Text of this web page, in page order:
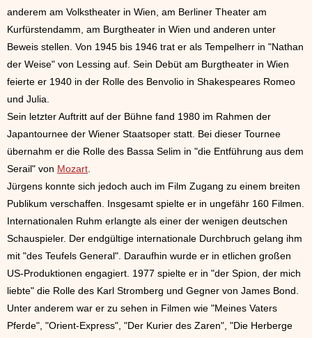
anderem am Volkstheater in Wien, am Berliner Theater am
Kurfürstendamm, am Burgtheater in Wien und anderen unter
Beweis stellen. Von 1945 bis 1946 trat er als Tempelherr in "Nathan
der Weise" von Lessing auf. Sein Debüt am Burgtheater in Wien
feierte er 1940 in der Rolle des Benvolio in Shakespeares Romeo
und Julia.
Sein letzter Auftritt auf der Bühne fand 1980 im Rahmen der
Japantournee der Wiener Staatsoper statt. Bei dieser Tournee
übernahm er die Rolle des Bassa Selim in "die Entführung aus dem
Serail" von Mozart
Jürgens konnte sich jedoch auch im Film Zugang zu einem breiten
Publikum verschaffen. Insgesamt spielte er in ungefähr 160 Filmen.
Internationalen Ruhm erlangte als einer der wenigen deutschen
Schauspieler. Der endgültige internationale Durchbruch gelang ihm
mit "des Teufels General". Daraufhin wurde er in etlichen großen
US-Produktionen engagiert. 1977 spielte er in "der Spion, der mich
liebte" die Rolle des Karl Stromberg und Gegner von James Bond.
Unter anderem war er zu sehen in Filmen wie "Meines Vaters
Pferde", "Orient-Express", "Der Kurier des Zaren", "Die Herberge